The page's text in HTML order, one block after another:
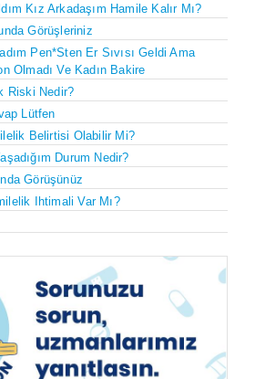
Kız Arkadaşım Hamile Kalır Mı?
Görüşleriniz
Pen*sten Er Sıvısı Geldi Ama
Olmadı Ve Kadın Bakire
Riski Nedir?
Lütfen
Belirtisi Olabilir Mi?
Durum Nedir?
Görüşünüz
Ihtimali Var Mı?